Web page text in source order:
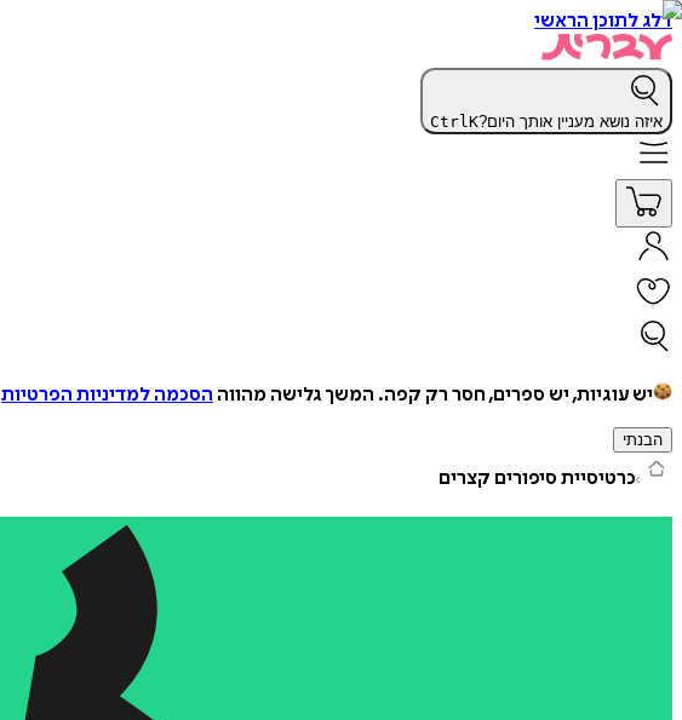
דלג לתוכן הראשי
איזה נושא מעניין אותך היום? CtrlK
יש עוגיות, יש ספרים, חסר רק קפה. המשך גלישה מהווה הסכמה למדיניות הפרטיות
הבנתי
כרטיסיית סיפורים קצרים